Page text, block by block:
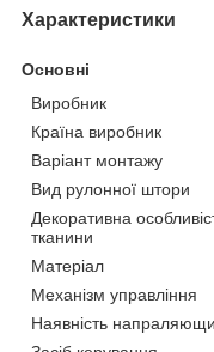
Характеристики
Основні
Виробник
Країна виробник
Варіант монтажу
Вид рулонної штори
Декоративна
тканини
Матеріал
Механізм управління
Наявність